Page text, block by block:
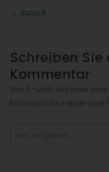
← zurück
Schreiben Sie
Kommentar
Ihre E-Mail-Adresse
Erforderliche Felder sind